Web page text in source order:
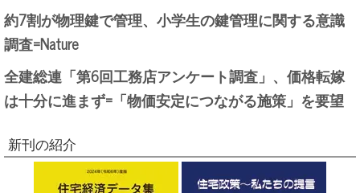
約7割が物理鍵で管理、小学生の鍵管理に関する意識
調査=Nature
全建総連「第6回工務店アンケート調査」、価格転嫁
は十分に進まず=「物価安定につながる施策」を要望
新刊の紹介